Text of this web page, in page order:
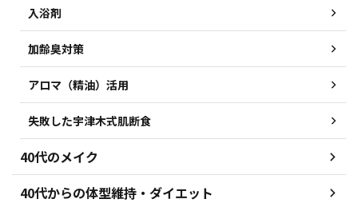
入浴剤
加齢臭対策
アロマ（精油）活用
失敗した宇津木式肌断食
40代のメイク
40代からの体型維持・ダイエット